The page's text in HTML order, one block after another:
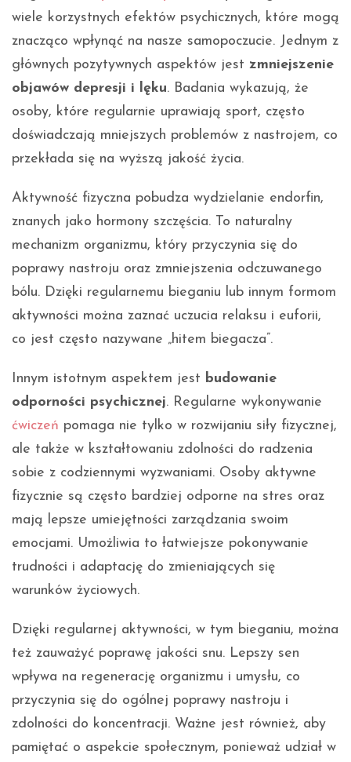
wiele korzystnych efektów psychicznych, które mogą
znacząco wpłynąć na nasze samopoczucie. Jednym z
głównych pozytywnych aspektów jest zmniejszenie
objawów depresji i lęku. Badania wykazują, że
osoby, które regularnie uprawiają sport, często
doświadczają mniejszych problemów z nastrojem, co
przekłada się na wyższą jakość życia.
Aktywność fizyczna pobudza wydzielanie endorfin,
znanych jako hormony szczęścia. To naturalny
mechanizm organizmu, który przyczynia się do
poprawy nastroju oraz zmniejszenia odczuwanego
bólu. Dzięki regularnemu bieganiu lub innym formom
aktywności można zaznać uczucia relaksu i euforii,
co jest często nazywane „hitem biegacza”.
Innym istotnym aspektem jest budowanie
odporności psychicznej. Regularne wykonywanie
ćwiczeń pomaga nie tylko w rozwijaniu siły fizycznej,
ale także w kształtowaniu zdolności do radzenia
sobie z codziennymi wyzwaniami. Osoby aktywne
fizycznie są często bardziej odporne na stres oraz
mają lepsze umiejętności zarządzania swoim
emocjami. Umożliwia to łatwiejsze pokonywanie
trudności i adaptację do zmieniających się
warunków życiowych.
Dzięki regularnej aktywności, w tym bieganiu, można
też zauważyć poprawę jakości snu. Lepszy sen
wpływa na regenerację organizmu i umysłu, co
przyczynia się do ogólnej poprawy nastroju i
zdolności do koncentracji. Ważne jest również, aby
pamiętać o aspekcie społecznym, ponieważ udział w